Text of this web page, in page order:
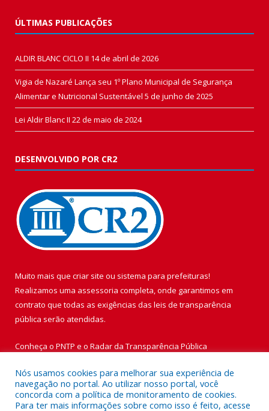
ÚLTIMAS PUBLICAÇÕES
ALDIR BLANC CICLO II 14 de abril de 2026
Vigia de Nazaré Lança seu 1º Plano Municipal de Segurança
Alimentar e Nutricional Sustentável 5 de junho de 2025
Lei Aldir Blanc II 22 de maio de 2024
DESENVOLVIDO POR CR2
Muito mais que criar site ou sistema para prefeituras!
Realizamos uma assessoria completa, onde garantimos em
contrato que todas as exigências das leis de transparência
pública serão atendidas.
Conheça o PNTP e o Radar da Transparência Pública
Nós usamos cookies para melhorar sua experiência de
navegação no portal. Ao utilizar nosso portal, você
concorda com a política de monitoramento de cookies.
Para ter mais informações sobre como isso é feito, acesse